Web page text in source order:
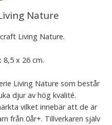
Nature
Living Nature.
8,5 x 26 cm.
Living Nature som består
djur av hög kvalité.
vilket innebär att de är
från 0år+. Tillverkaren själv